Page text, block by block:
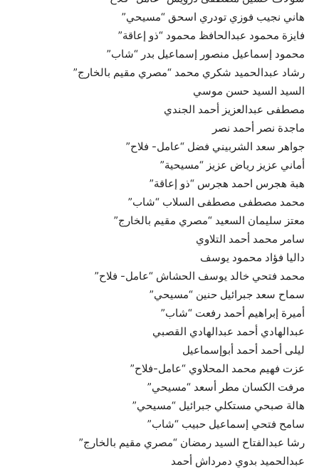
هاني نجيب فوزي تودري اسحق “مسيحي”
فايزة محمود عبدالحافظ محمود “ذو إعاقة”
محمود إسماعيل منصور إسماعيل بدر “شاب”
رشاد عبدالحميد شكري محمد “مصري مقيم بالخارج”
السيد السيد حسن موسي
مصطفى عبدالعزيز أحمد الجندي
ماجدة نصر أحمد نصر
جواهر سعد الشربيني فضل “عامل- فلاح”
أماني عزيز رياض عزيز “مسيحية”
هبة هجرس احمد هجرس “ذو إعاقة”
محمد مصطفى مصطفى السلاب “شاب”
معتز سليمان السعيد “مصري مقيم بالخارج”
سامر محمد أحمد التلاوي
داليا فؤاد محمود يوسف
محمد فتحي خالد يوسف الحشاش “عامل- فلاح”
سماح سعد جبرائيل حنين “مسيحي”
أميرة إبراهيم أحمد رفعت “شاب”
عبدالهادي أحمد عبدالهادي القصبي
ليلى أحمد أحمد أبوإسماعيل
عزت فهيم محمد المحلاوي “عامل-فلاح”
مرفت الكسان مطر أسعد “مسيحي”
هالة صبحي مستكلي جبرائيل “مسيحي”
سامح فتحي إسماعيل حبيب “شاب”
رشا عبدالفتاح السيد رمضان “مصري مقيم بالخارج”
عبدالحميد بدوي دمرداش أحمد